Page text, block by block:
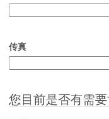
传真
您目前是否有需